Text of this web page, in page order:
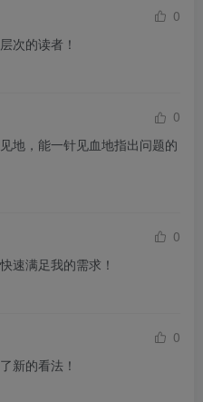
0
次的读者！
0
地，能一针见血地指出问题的
0
速满足我的需求！
0
新的看法！